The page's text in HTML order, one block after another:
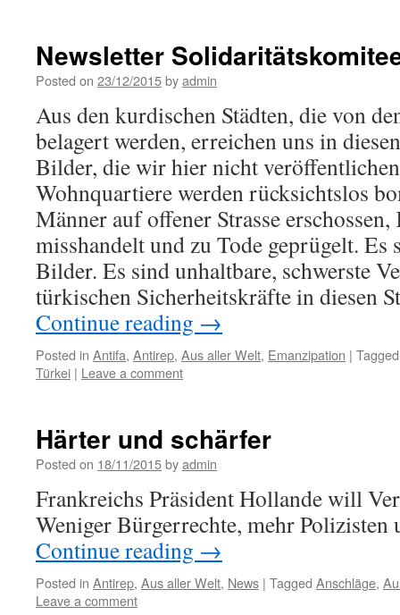
Newsletter
Posted on 23/12/2015byadmin
Aus den kurdischen Städten, die von
belagert werden, erreichen uns in
Bilder, die wir hier nicht
Wohnquartiere werden rücksichtslos
Männer auf offener Strasse
misshandelt und zu Tode geprügelt. Es
Bilder. Es sind unhaltbare, schwerste
türkischen Sicherheitskräfte in diesen
Continue reading →
Posted in Antifa, Antirep, Aus aller Welt, Emanzipation | Tagged
Türkei | Leave a comment
Härter und schärfer
Posted on 18/11/2015byadmin
Frankreichs Präsident Hollande will
Weniger Bürgerrechte, mehr Polizisten
Continue reading →
Posted in Antirep, Aus aller Welt, News | Tagged Anschläge,
Leave a comment